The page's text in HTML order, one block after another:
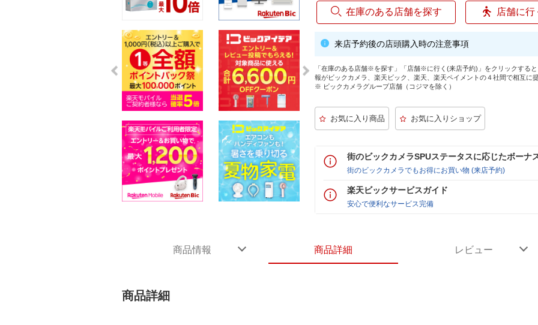
在庫のある店舗を探す 店舗に
来店予約後の店頭購入時の注意事項
「在庫のある店舗※を探す」「店舗※に行く(来店予約)」をクリックする
報がビックカメラ、楽天ビック、楽天、楽天ペイメントの４社間で相互に
※ ビックカメラグループ店舗（コジマを除く）
街のビックカメラSPUステータスに応じたボーナ
街のビックカメラでもお得にお買い物 (来店予約)
楽天ビックサービスガイド
安心で便利なサービス完備
商品情報 商品詳細 レビュー
商品詳細